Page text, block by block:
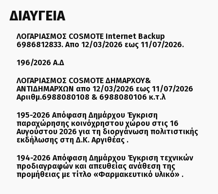
ΔΙΑΥΓΕΙΑ
ΛΟΓΑΡΙΑΣΜΟΣ COSMOTE Internet Backup
6986812833. Απο 12/03/2026 εως 11/07/2026.
196/2026 Α.Δ
ΛΟΓΑΡΙΑΣΜΟΣ COSMOTE ΔΗΜΑΡΧΟΥ&
ΑΝΤΙΔΗΜΑΡΧΩΝ απο 12/03/2026 εως 11/07/2026
Αριιθμ.6988080108 & 6988080106 κ.τ.λ
195-2026 Απόφαση Δημάρχου Έγκριση
παραχώρησης κοινόχρηστου χώρου στις 16
Αυγούστου 2026 για τη διοργάνωση πολιτιστικής
εκδήλωσης στη Δ.Κ. Αργιθέας .
194-2026 Απόφαση Δημάρχου Έγκριση τεχνικών
προδιαγραφών και απευθείας ανάθεση της
προμήθειας με τίτλο «Φαρμακευτικό υλικό» .